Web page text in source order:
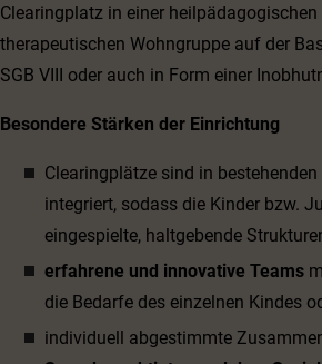
Clearingplatz in einer
therapeutischen Wohngruppe auf der
SGB VIII oder auch in Form einer
Besondere Stärken der Einrichtung
Clearingplätze sind in
integriert, sodass die Kinder bzw.
eingespielte, haltgebende
erfahrene und innovative Teams
die Bedarfe des einzelnen Kindes
individuell abgestimmte